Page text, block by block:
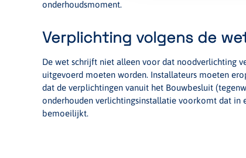
onderhoudsmoment.
Verplichting volgens de
De wet schrijft niet alleen voor dat noodverlichting
uitgevoerd moeten worden. Installateurs moeten
dat de verplichtingen vanuit het Bouwbesluit
onderhouden verlichtingsinstallatie voorkomt dat
bemoeilijkt.